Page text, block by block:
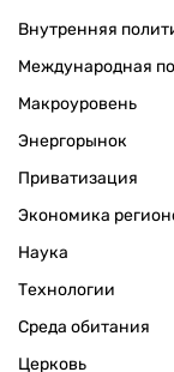
Внутренняя
Международная
Макроуровень
Энергорынок
Приватизация
Экономика
Наука
Технологии
Среда обитания
Церковь